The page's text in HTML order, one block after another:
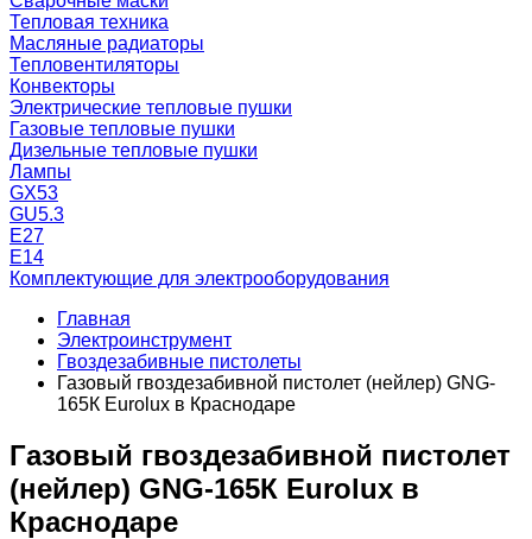
Тепловая техника
Масляные радиаторы
Тепловентиляторы
Конвекторы
Электрические тепловые пушки
Газовые тепловые пушки
Дизельные тепловые пушки
Лампы
GX53
GU5.3
Е27
Е14
Комплектующие для электрооборудования
Главная
Электроинструмент
Гвоздезабивные пистолеты
Газовый гвоздезабивной пистолет (нейлер) GNG-
165К Eurolux в Краснодаре
Газовый гвоздезабивной пистолет
(нейлер) GNG-165К Eurolux в
Краснодаре